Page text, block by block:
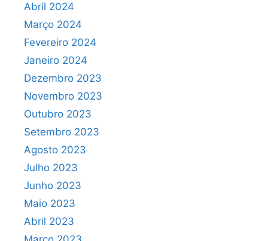
Abril 2024
Março 2024
Fevereiro 2024
Janeiro 2024
Dezembro 2023
Novembro 2023
Outubro 2023
Setembro 2023
Agosto 2023
Julho 2023
Junho 2023
Maio 2023
Abril 2023